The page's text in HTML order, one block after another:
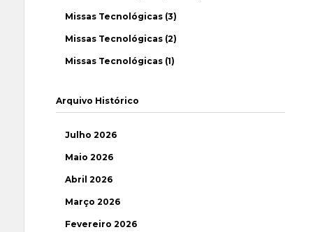
Missas Tecnológicas (3)
Missas Tecnológicas (2)
Missas Tecnológicas (1)
Arquivo Histórico
Julho 2026
Maio 2026
Abril 2026
Março 2026
Fevereiro 2026